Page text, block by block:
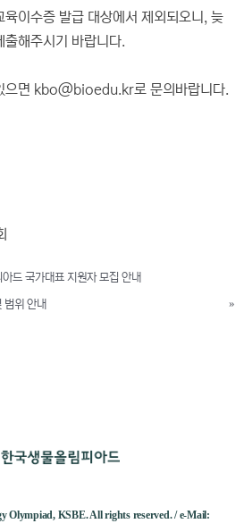
이수증 발급 대상에서 제외되오니, 늦
해주시기 바랍니다.
으면 kbo@bioedu.kr로 문의바랍니다.
드 국가대표 지원자 모집 안내
위 안내
»
Olympiad, KSBE. All rights reserved. / e-Mail: